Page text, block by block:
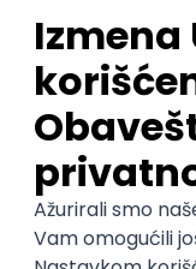
„Volim putovanja
načine života. To
da postanem
a u Turskoj sam
zadovoljna“, rekla
Kako nam je
planu joj je i da
nastaviti da bude